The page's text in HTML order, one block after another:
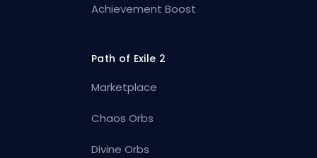
Achievement Boost
Path of Exile 2
Marketplace
Chaos Orbs
Divine Orbs